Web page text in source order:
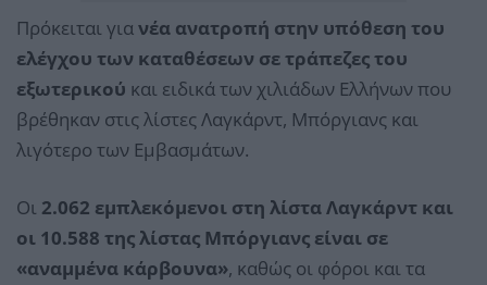
Πρόκειται γιανέα ανατροπή στην υπόθεση του
ελέγχου των καταθέσεων σε τράπεζες του
εξωτερικού και ειδικά των χιλιάδων Ελλήνων που
βρέθηκαν στις λίστες Λαγκάρντ, Μπόργιανς και
λιγότερο των Εμβασμάτων.
Οι 2.062 εμπλεκόμενοι στη λίστα Λαγκάρντ και
οι 10.588 της λίστας Μπόργιανς είναι σε
«αναμμένα κάρβουνα», καθώς οι φόροι και τα